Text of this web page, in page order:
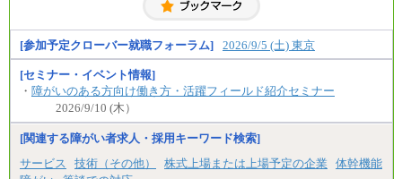
※この他に、該当する場合は各種手当が支給されま
す。
※試用期間中も給与に変更はございません
[参加予定クローバー就職フォーラム] 2026/9/5 (土) 東京
[セミナー・イベント情報]
・ 障がいのある方向け働き方・活躍フィールド紹介セミナー
2026/9/10 (木）
[関連する障がい者求人・採用キーワード検索]
サービス
技術（その他） 株式上場または上場予定の企業
体幹機能